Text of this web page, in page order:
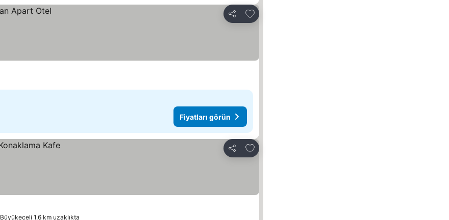
Paylaş
Favorilerime ekle
Fiyatları görün
Paylaş
Favorilerime ekle
Büyükeceli 1.6 km uzaklıkta